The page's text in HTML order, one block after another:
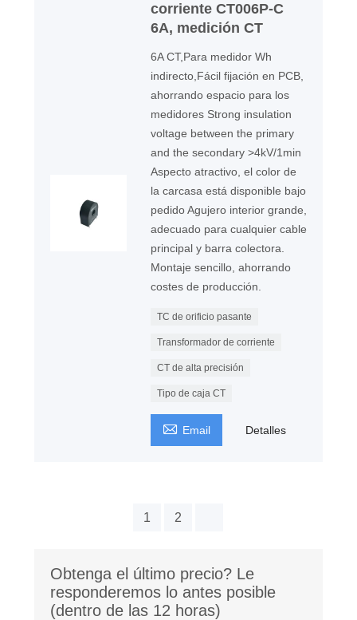
corriente CT006P-C
6A, medición CT
6A CT,Para medidor Wh
indirecto,Fácil fijación en PCB,
ahorrando espacio para los
medidores Strong insulation
voltage between the primary
and the secondary >4kV/1min
Aspecto atractivo, el color de
la carcasa está disponible bajo
pedido Agujero interior grande,
adecuado para cualquier cable
principal y barra colectora.
Montaje sencillo, ahorrando
costes de producción.
TC de orificio pasante
Transformador de corriente
CT de alta precisión
Tipo de caja CT
 Email Detalles
1 2
Obtenga el último precio? Le
responderemos lo antes posible
(dentro de las 12 horas)